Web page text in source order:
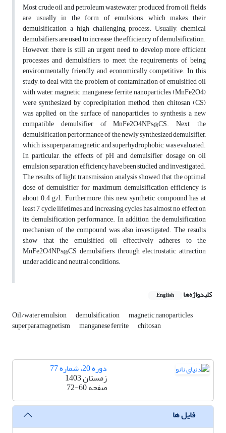
Most crude oil and petroleum wastewater produced from oil fields
are usually in the form of emulsions, which makes their
demulsification a high challenging process. Usually, chemical
demulsifiers are used to increase the efficiency of demulsification.
However, there is still an urgent need to develop more efficient
processes and demulsifiers to meet the requirements of being
environmentally friendly and economically competitive. In this
study, to deal with the problem of contamination of emulsified oil
with water, magnetic manganese ferrite nanoparticles (MnFe2O4)
were synthesized by coprecipitation method, then chitosan (CS)
was applied on the surface of nanoparticles to synthesis a new
compatible demulsifier of MnFe2O4NPs@CS. Next, the
demulsification performance of the newly synthesized demulsifier,
which is superparamagnetic and superhydrophobic, was evaluated.
In particular, the effects of pH and demulsifier dosage on oil
emulsion separation efficiency have been studied and investigated.
The results of light transmission analysis showed that the optimal
dose of demulsifier for maximum demulsification efficiency is
about 0.4 g/l. Furthermore, this new synthetic compound has at
least 7 cycle lifetimes, and increasing cycles has almost no effect on
its demulsification performance. In addition, the demulsification
mechanism of the compound was also investigated. The results
show that the emulsified oil effectively adheres to the
MnFe2O4NPs@CS demulsifiers through electrostatic attraction
under acidic and neutral conditions.
کلیدواژه‌ها English
Oil/water emulsion demulsification magnetic nanoparticles
superparamagnetism manganese ferrite chitosan
دوره 20، شماره 77
زمستان 1403
صفحه72-60
فایل ها